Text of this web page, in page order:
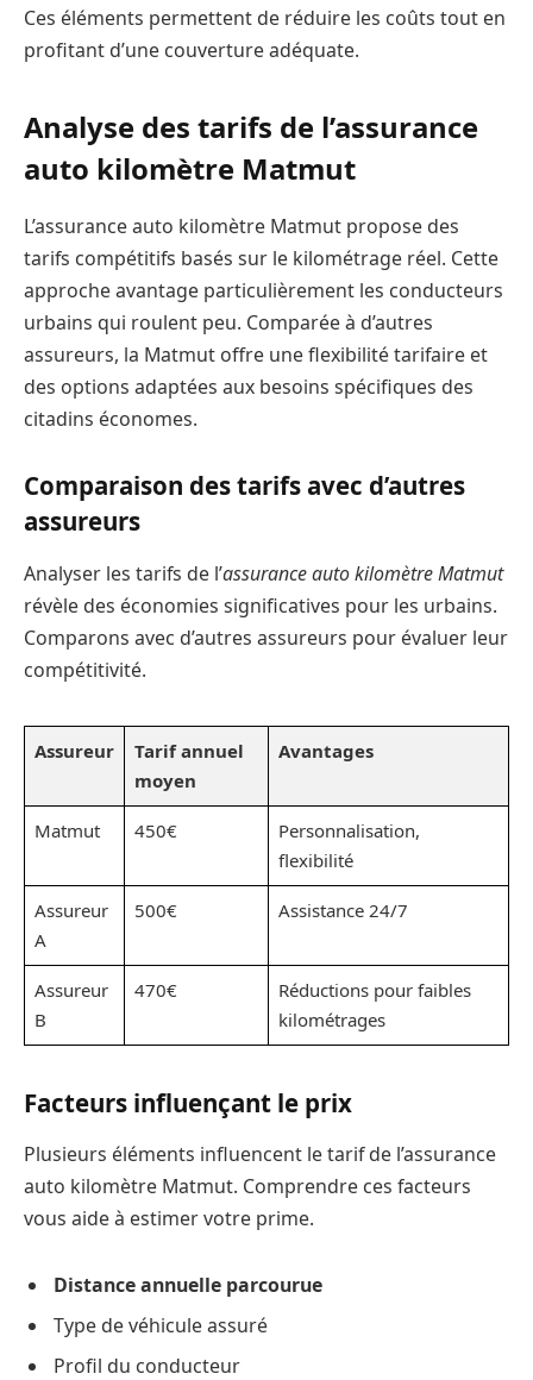
Ces éléments permettent de réduire les coûts tout en
profitant d’une couverture adéquate.
Analyse des tarifs de l’assurance
auto kilomètre Matmut
L’assurance auto kilomètre Matmut propose des
tarifs compétitifs basés sur le kilométrage réel. Cette
approche avantage particulièrement les conducteurs
urbains qui roulent peu. Comparée à d’autres
assureurs, la Matmut offre une flexibilité tarifaire et
des options adaptées aux besoins spécifiques des
citadins économes.
Comparaison des tarifs avec d’autres
assureurs
Analyser les tarifs de l’assurance auto kilomètre Matmut
révèle des économies significatives pour les urbains.
Comparons avec d’autres assureurs pour évaluer leur
compétitivité.
Assureur
Tarif annuel
moyen
Avantages
Matmut 450€
Personnalisation,
flexibilité
Assureur
A
500€ Assistance 24/7
Assureur
B
470€
Réductions pour faibles
kilométrages
Facteurs influençant le prix
Plusieurs éléments influencent le tarif de l’assurance
auto kilomètre Matmut. Comprendre ces facteurs
vous aide à estimer votre prime.
Distance annuelle parcourue
Type de véhicule assuré
Profil du conducteur